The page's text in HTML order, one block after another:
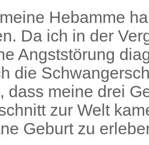
Hebamme
Da ich in der
Angststörung
die
dass meine drei
zur Welt
Geburt zu